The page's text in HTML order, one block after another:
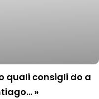
quali consigli do a
»